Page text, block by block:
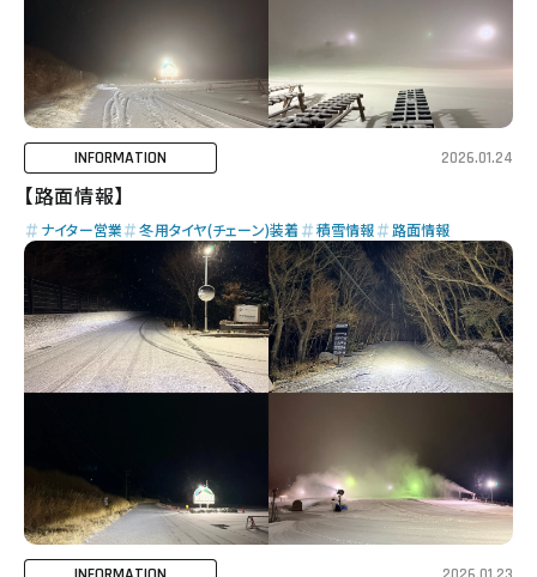
INFORMATION 2026.01.24
【路面情報】
ナイター営業 冬用タイヤ(チェーン)装着 積雪情報 路面情報